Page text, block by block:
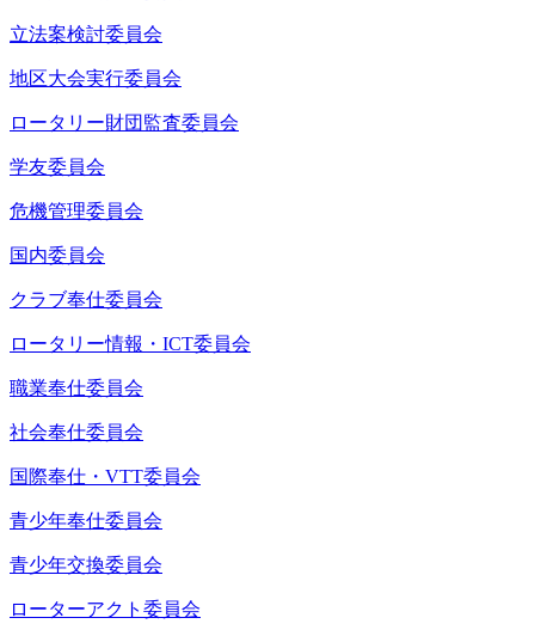
立法案検討委員会
地区大会実行委員会
ロータリー財団監査委員会
学友委員会
危機管理委員会
国内委員会
クラブ奉仕委員会
ロータリー情報・ICT委員会
職業奉仕委員会
社会奉仕委員会
国際奉仕・VTT委員会
青少年奉仕委員会
青少年交換委員会
ローターアクト委員会